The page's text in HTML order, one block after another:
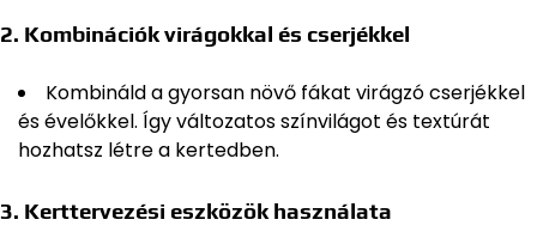
2. Kombinációk virágokkal és cserjékkel
Kombináld a gyorsan növő fákat virágzó cserjékkel
és évelőkkel. Így változatos színvilágot és textúrát
hozhatsz létre a kertedben.
3. Kerttervezési eszközök használata